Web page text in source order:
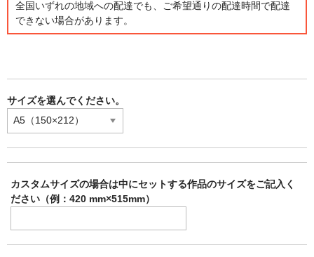
全国いずれの地域への配達でも、ご希望通りの配達時間で配達
できない場合があります。
サイズを選んでください。
カスタムサイズの場合は中にセットする作品のサイズをご記入く
ださい（例：420 mm×515mm）